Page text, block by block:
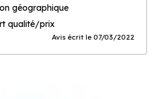
géographique
qualité/prix
Avis écrit le 07/03/2022